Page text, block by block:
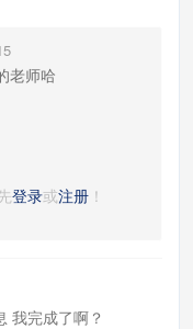
老师哈
登录或注册！
我完成了啊？